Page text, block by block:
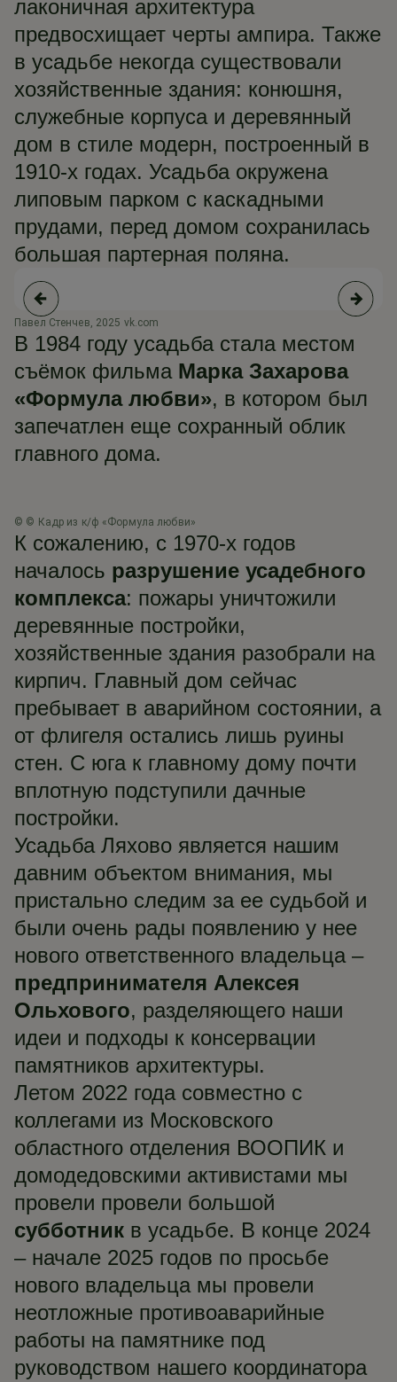
лаконичная архитектура
предвосхищает черты ампира. Также
в усадьбе некогда существовали
хозяйственные здания: конюшня,
служебные корпуса и деревянный
дом в стиле модерн, построенный в
1910-х годах. Усадьба окружена
липовым парком с каскадными
прудами, перед домом сохранилась
большая партерная поляна.
Павел Стенчев, 2025 vk.com
В 1984 году усадьба стала местом
съёмок фильма Марка Захарова
«Формула любви», в котором был
запечатлен еще сохранный облик
главного дома.
© © Кадр из к/ф «Формула любви»
К сожалению, с 1970-х годов
началось разрушение усадебного
комплекса: пожары уничтожили
деревянные постройки,
хозяйственные здания разобрали на
кирпич. Главный дом сейчас
пребывает в аварийном состоянии, а
от флигеля остались лишь руины
стен. С юга к главному дому почти
вплотную подступили дачные
постройки.
Усадьба Ляхово является нашим
давним объектом внимания, мы
пристально следим за ее судьбой и
были очень рады появлению у нее
нового ответственного владельца –
предпринимателя Алексея
Ольхового, разделяющего наши
идеи и подходы к консервации
памятников архитектуры.
Летом 2022 года совместно с
коллегами из Московского
областного отделения ВООПИК и
домодедовскими активистами мы
провели провели большой
субботник в усадьбе. В конце 2024
– начале 2025 годов по просьбе
нового владельца мы провели
неотложные противоаварийные
работы на памятнике под
руководством нашего координатора